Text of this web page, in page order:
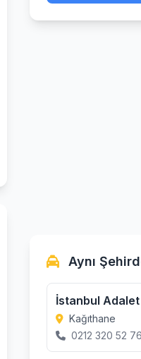
Aynı
İstanbul Adalet
Kağıthane
0212 320 52 76